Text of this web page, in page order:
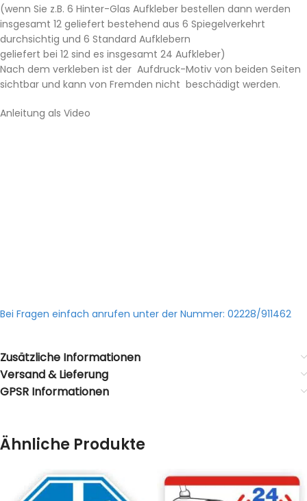
(wenn Sie z.B. 6 Hinter-Glas Aufkleber bestellen dann werden
insgesamt 12 geliefert bestehend aus 6 Spiegelverkehrt
durchsichtig und 6 Standard Aufklebern
geliefert bei 12 sind es insgesamt 24 Aufkleber)
Nach dem verkleben ist der Aufdruck-Motiv von beiden Seiten
sichtbar und kann von Fremden nicht beschädigt werden.
Anleitung als Video
Bei Fragen einfach anrufen unter der Nummer: 02228/911462
Zusätzliche Informationen
Versand & Lieferung
GPSR Informationen
Ähnliche Produkte